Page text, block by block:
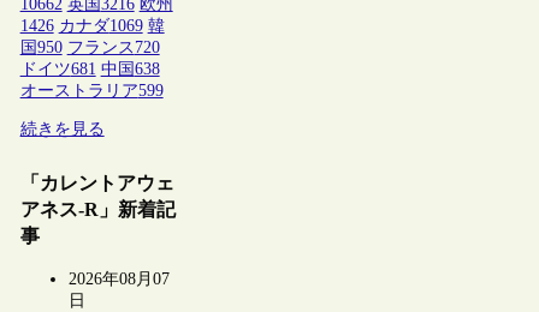
10662 英国 3216 欧州
1426 カナダ1069 韓
国950 フランス 720
ドイツ681 中国638
オーストラリア599
続きを見る
「カレントアウェ
アネス-R」新着記
事
2026年08月07
日